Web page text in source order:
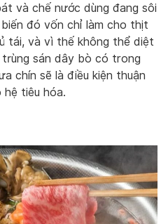
và chế nước dùng đang sôi
đó vốn chỉ làm cho thịt
tái, và vì thế không thể diệt
sán dây bò có trong
chín sẽ là điều kiện thuận
tiêu hóa.